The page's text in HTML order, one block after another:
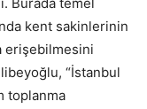
kent sakinlerinin
erişebilmesini
“İstanbul
toplanma